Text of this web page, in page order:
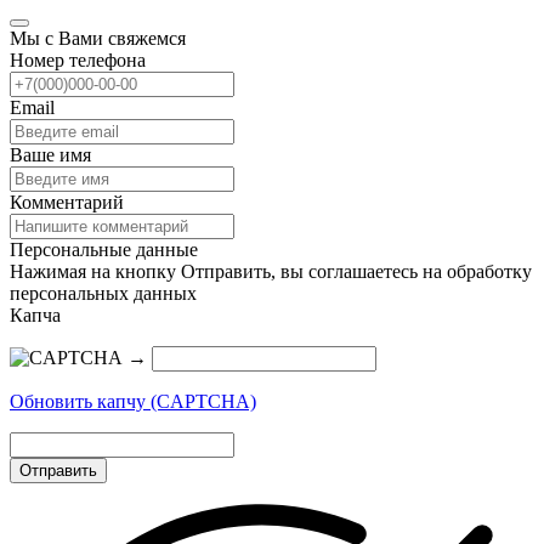
Мы с Вами свяжемся
Номер телефона
Email
Ваше имя
Комментарий
Персональные данные
Нажимая на кнопку Отправить, вы соглашаетесь на обработку
персональных данных
Капча
→
Обновить капчу (CAPTCHA)
Отправить